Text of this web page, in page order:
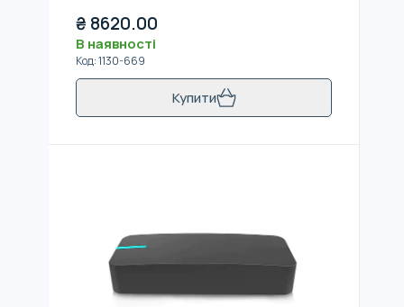
₴ 8620.00
В наявності
Код:1130-669
Купити